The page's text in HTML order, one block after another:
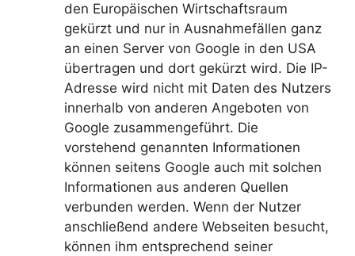
den Europäischen Wirtschaftsraum
gekürzt und nur in Ausnahmefällen ganz
an einen Server von Google in den USA
übertragen und dort gekürzt wird. Die IP-
Adresse wird nicht mit Daten des Nutzers
innerhalb von anderen Angeboten von
Google zusammengeführt. Die
vorstehend genannten Informationen
können seitens Google auch mit solchen
Informationen aus anderen Quellen
verbunden werden. Wenn der Nutzer
anschließend andere Webseiten besucht,
können ihm entsprechend seiner